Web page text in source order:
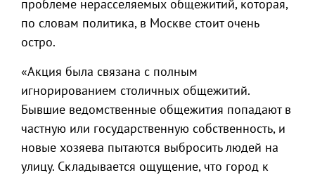
проблеме нерасселяемых общежитий, которая,
по словам политика, в Москве стоит очень
остро.
«Акция была связана с полным
игнорированием столичных общежитий.
Бывшие ведомственные общежития попадают в
частную или государственную собственность, и
новые хозяева пытаются выбросить людей на
улицу. Складывается ощущение, что город к